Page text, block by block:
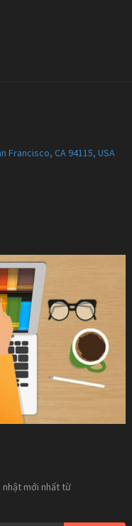
Francisco, CA 94115, USA
nhật mới nhất từ